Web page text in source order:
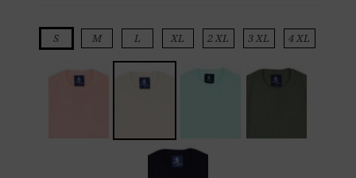
S M L XL 2 XL 3 XL 4 XL